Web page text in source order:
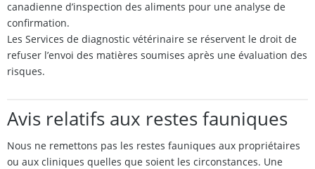
canadienne d’inspection des aliments pour une analyse de
confirmation.
Les Services de diagnostic vétérinaire se réservent le droit de
refuser l’envoi des matières soumises après une évaluation des
risques.
Avis relatifs aux restes fauniques
Nous ne remettons pas les restes fauniques aux propriétaires
ou aux cliniques quelles que soient les circonstances. Une